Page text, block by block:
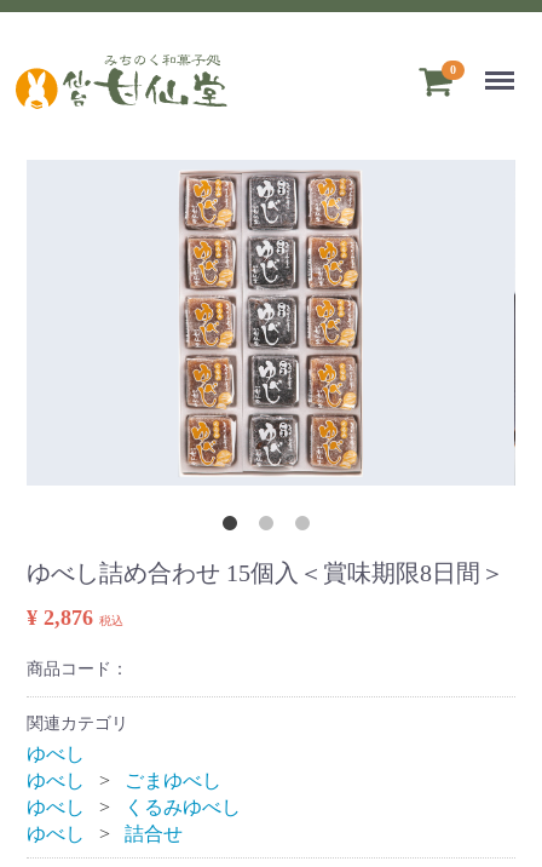
0 Menu
ゆべし詰め合わせ 15個入＜賞味期限8日間＞
¥ 2,876 税込
商品コード：
関連カテゴリ
ゆべし
ゆべし
ごまゆべし
ゆべし
くるみゆべし
ゆべし
詰合せ